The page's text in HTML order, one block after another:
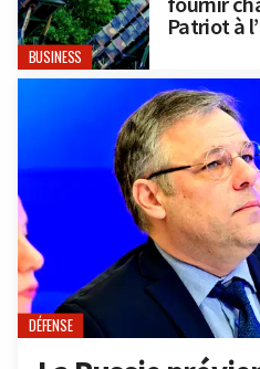
BUSINESS
Patriot à
DÉFENSE